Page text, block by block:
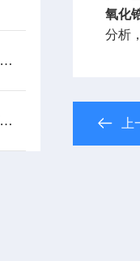
防爆氧化锆氧量分析仪在防爆接线盒与铠装电缆的连接密封工艺
顺磁式、氧化锆式、激光光谱法煤气氧含量分析仪的测量原理差异及适应工况
氧化
分析